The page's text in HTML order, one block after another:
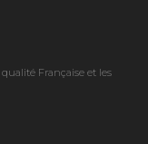
Française et les